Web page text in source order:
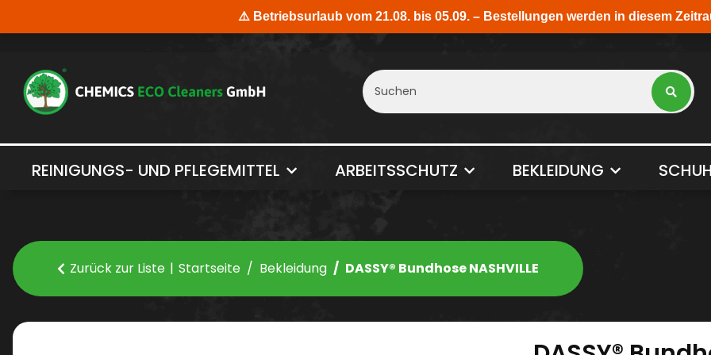
REINIGUNGS- UND PFLEGEMITTEL ARBEITSSCHUTZ BEKLEIDUNG
Zurück zur Liste Startseite Bekleidung DASSY® Bundhose NASHVILLE